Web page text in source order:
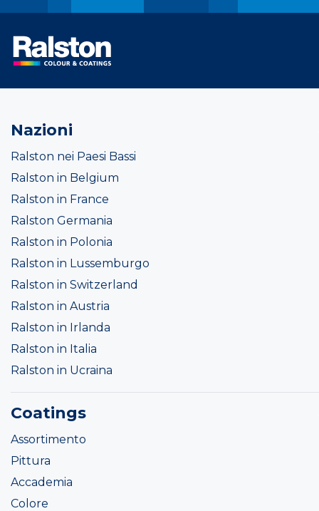
Nazioni
Ralston nei Paesi Bassi
Ralston in Belgium
Ralston in France
Ralston Germania
Ralston in Polonia
Ralston in Lussemburgo
Ralston in Switzerland
Ralston in Austria
Ralston in Irlanda
Ralston in Italia
Ralston in Ucraina
Coatings
Assortimento
Pittura
Accademia
Colore